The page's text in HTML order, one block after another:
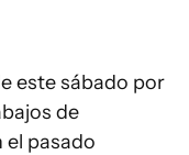
este sábado por
de
pasado